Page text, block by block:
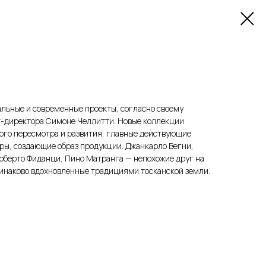
и современные проекты, согласно своему
Симоне Челлитти. Новые коллекции
пересмотра и развития, главные действующие
создающие образ продукции. Джанкарло Вегни,
Фиданци, Пино Матранга — непохожие друг на
вдохновленные традициями тосканской земли.